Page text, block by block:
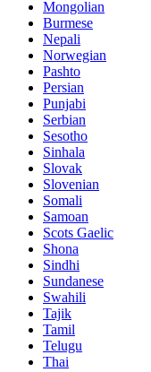
Mongolian
Burmese
Nepali
Norwegian
Pashto
Persian
Punjabi
Serbian
Sesotho
Sinhala
Slovak
Slovenian
Somali
Samoan
Scots Gaelic
Shona
Sindhi
Sundanese
Swahili
Tajik
Tamil
Telugu
Thai